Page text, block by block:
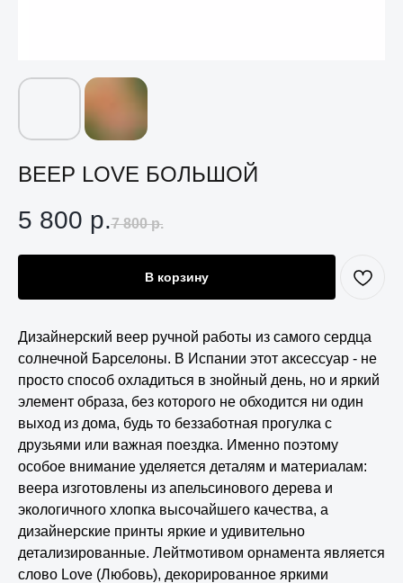
ВЕЕР LOVE БОЛЬШОЙ
5 800 р.7 800 р.
В корзину
Дизайнерский веер ручной работы из самого сердца
солнечной Барселоны. В Испании этот аксессуар - не
просто способ охладиться в знойный день, но и яркий
элемент образа, без которого не обходится ни один
выход из дома, будь то беззаботная прогулка с
друзьями или важная поездка. Именно поэтому
особое внимание уделяется деталям и материалам:
веера изготовлены из апельсинового дерева и
экологичного хлопка высочайшего качества, а
дизайнерские принты яркие и удивительно
детализированные. Лейтмотивом орнамента является
слово Love (Любовь), декорированное яркими